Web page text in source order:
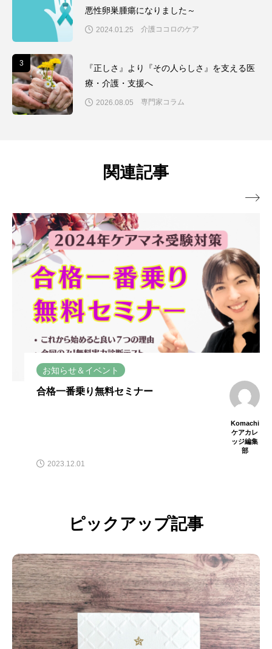
悪性卵巣腫瘍になりました～
2024.01.25 介護ココロのケア
3
『正しさ』より『その人らしさ』を支える医
療・介護・支援へ
2026.08.05 専門家コラム
関連記事
お知らせ＆イベント
合格一番乗り無料セミナー
Komachi
ケアカレ
ッジ編集
部
2023.12.01

ピックアップ記事